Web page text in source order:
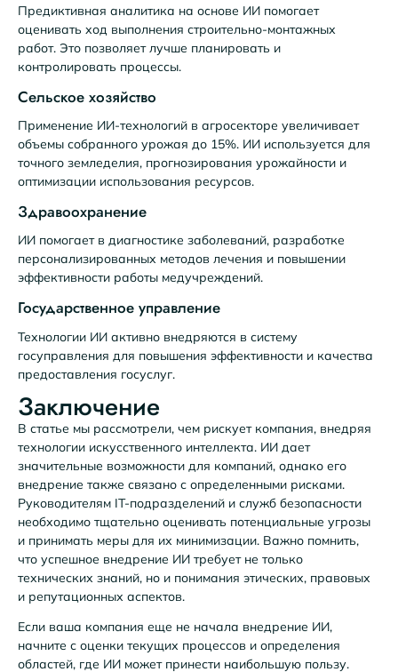
Предиктивная аналитика на основе ИИ помогает
оценивать ход выполнения строительно-монтажных
работ. Это позволяет лучше планировать и
контролировать процессы.
Сельское хозяйство
Применение ИИ-технологий в агросекторе увеличивает
объемы собранного урожая до 15%. ИИ используется для
точного земледелия, прогнозирования урожайности и
оптимизации использования ресурсов.
Здравоохранение
ИИ помогает в диагностике заболеваний, разработке
персонализированных методов лечения и повышении
эффективности работы медучреждений.
Государственное управление
Технологии ИИ активно внедряются в систему
госуправления для повышения эффективности и качества
предоставления госуслуг.
Заключение
В статье мы рассмотрели, чем рискует компания, внедряя
технологии искусственного интеллекта. ИИ дает
значительные возможности для компаний, однако его
внедрение также связано с определенными рисками.
Руководителям IT-подразделений и служб безопасности
необходимо тщательно оценивать потенциальные угрозы
и принимать меры для их минимизации. Важно помнить,
что успешное внедрение ИИ требует не только
технических знаний, но и понимания этических, правовых
и репутационных аспектов.
Если ваша компания еще не начала внедрение ИИ,
начните с оценки текущих процессов и определения
областей, где ИИ может принести наибольшую пользу.